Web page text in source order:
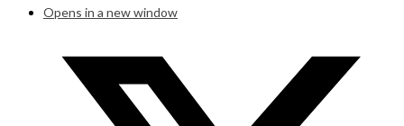
Opens in a new window